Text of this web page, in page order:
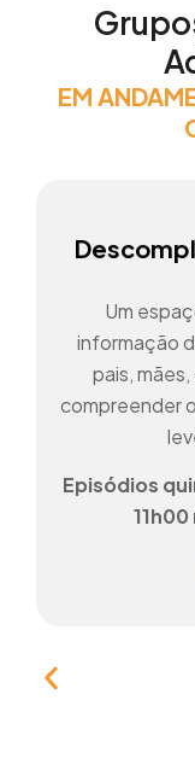
EM
Um
informação
pais,
compreender
Episódios